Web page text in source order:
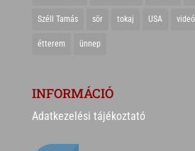
Széll Tamás sör tokaj USA videó
étterem ünnep
INFORMÁCIÓ
Adatkezelési tájékoztató